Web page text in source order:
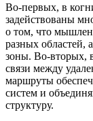
Во-первых, в
задействованы
о том, что
разных областей,
зоны. Во-вторых,
связи между
маршруты
систем и
структуру.